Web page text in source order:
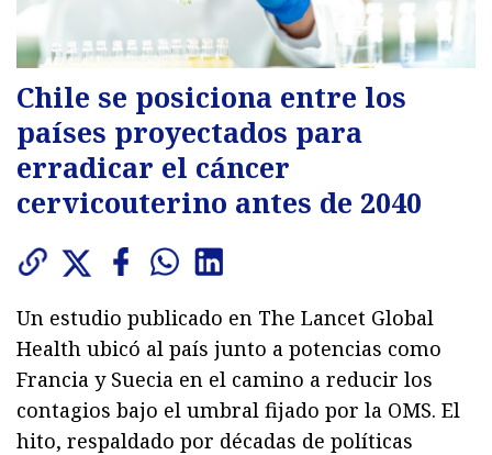
Chile se posiciona entre los
países proyectados para
erradicar el cáncer
cervicouterino antes de 2040
Un estudio publicado en The Lancet Global
Health ubicó al país junto a potencias como
Francia y Suecia en el camino a reducir los
contagios bajo el umbral fijado por la OMS. El
hito, respaldado por décadas de políticas